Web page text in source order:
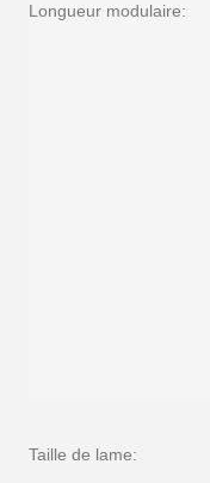
Longueur modulaire:
Taille de lame: